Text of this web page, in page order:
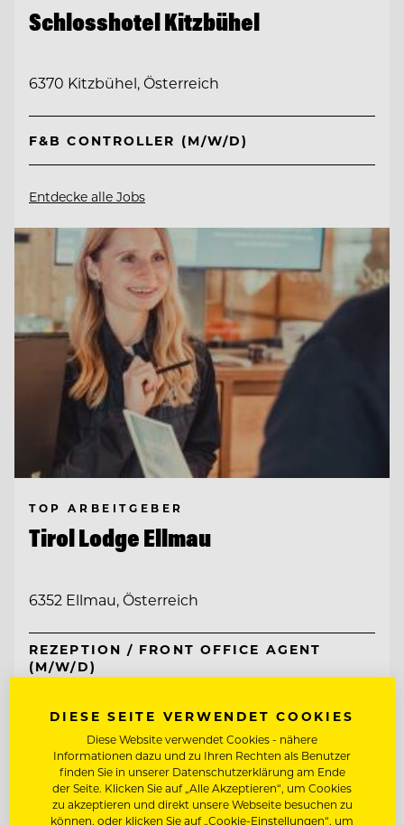
Schlosshotel Kitzbühel
6370 Kitzbühel, Österreich
F&B CONTROLLER (M/W/D)
Entdecke alle Jobs
TOP ARBEITGEBER
Tirol Lodge Ellmau
6352 Ellmau, Österreich
REZEPTION / FRONT OFFICE AGENT
(M/W/D)
(M/W/D)
Entdecke alle Jobs
DIESE SEITE VERWENDET COOKIES
Diese Website verwendet Cookies - nähere
Informationen dazu und zu Ihren Rechten als Benutzer
finden Sie in unserer Datenschutzerklärung am Ende
der Seite. Klicken Sie auf „Alle Akzeptieren“, um Cookies
zu akzeptieren und direkt unsere Webseite besuchen zu
können, oder klicken Sie auf „Cookie-Einstellungen“, um